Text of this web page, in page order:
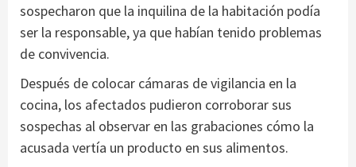
sospecharon que la inquilina de la habitación podía
ser la responsable, ya que habían tenido problemas
de convivencia.
Después de colocar cámaras de vigilancia en la
cocina, los afectados pudieron corroborar sus
sospechas al observar en las grabaciones cómo la
acusada vertía un producto en sus alimentos.